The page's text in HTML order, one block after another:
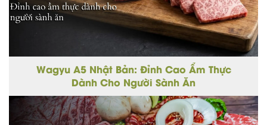
Wagyu A5 Nhật Bản: Đỉnh Cao Ẩm Thực
Dành Cho Người Sành Ăn